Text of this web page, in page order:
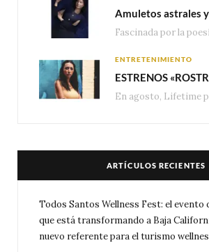
ENTRETENIMIENTO
ARTÍCULOS RECIENTES
Todos Santos Wellness Fest: el evento
que está transformando a Baja
nuevo referente para el turismo